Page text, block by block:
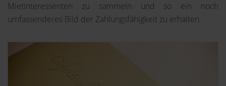
Mietinteressenten zu sammeln und so ein noch
umfassenderes Bild der Zahlungsfähigkeit zu erhalten.